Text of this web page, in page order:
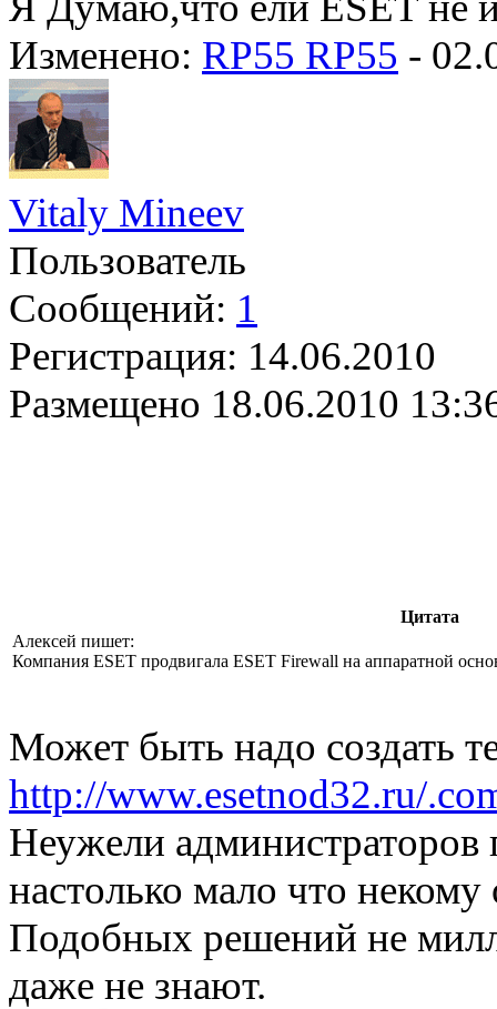
Изменено: RP55 RP55 -
Vitaly Mineev
Пользователь
Сообщений: 1
Регистрация: 14.06.2010
Размещено 18.06.2010
Цитата
Алексей пишет:
Компания ESET продвигала ESET Firewall на аппаратной
Может быть надо создать
http://www.esetnod32.ru/
Неужели
настолько мало что
Подобных решений не
даже не знают.